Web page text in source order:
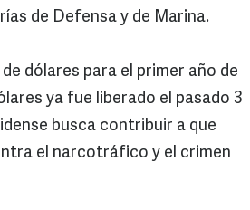
de Defensa y de Marina.
dólares para el primer año de
ya fue liberado el pasado 3
busca contribuir a que
el narcotráfico y el crimen